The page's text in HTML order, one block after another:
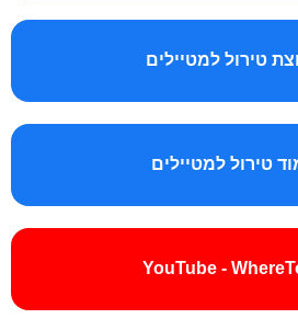
טירול למטיילים
טירול למטיילים